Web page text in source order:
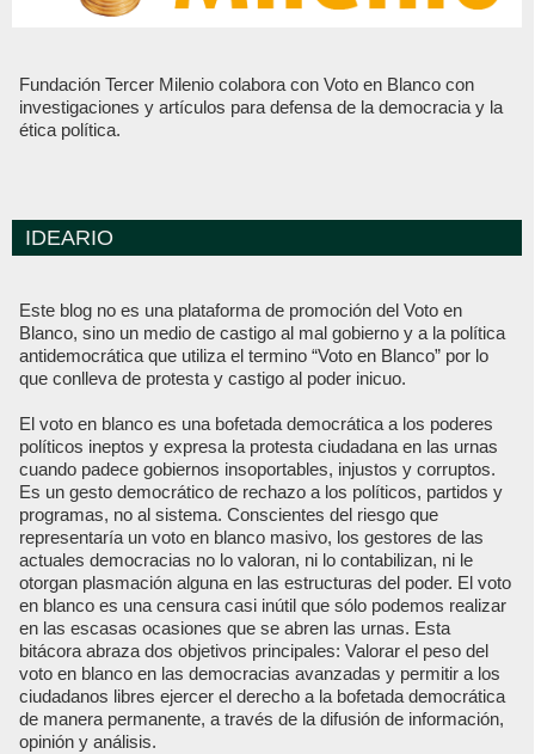
Fundación Tercer Milenio colabora con Voto en Blanco con
investigaciones y artículos para defensa de la democracia y la
ética política.
IDEARIO
Este blog no es una plataforma de promoción del Voto en
Blanco, sino un medio de castigo al mal gobierno y a la política
antidemocrática que utiliza el termino “Voto en Blanco” por lo
que conlleva de protesta y castigo al poder inicuo.
El voto en blanco es una bofetada democrática a los poderes
políticos ineptos y expresa la protesta ciudadana en las urnas
cuando padece gobiernos insoportables, injustos y corruptos.
Es un gesto democrático de rechazo a los políticos, partidos y
programas, no al sistema. Conscientes del riesgo que
representaría un voto en blanco masivo, los gestores de las
actuales democracias no lo valoran, ni lo contabilizan, ni le
otorgan plasmación alguna en las estructuras del poder. El voto
en blanco es una censura casi inútil que sólo podemos realizar
en las escasas ocasiones que se abren las urnas. Esta
bitácora abraza dos objetivos principales: Valorar el peso del
voto en blanco en las democracias avanzadas y permitir a los
ciudadanos libres ejercer el derecho a la bofetada democrática
de manera permanente, a través de la difusión de información,
opinión y análisis.